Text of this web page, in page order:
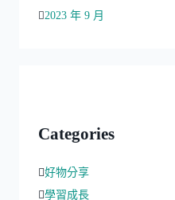
2023 年 9 月
Categories
好物分享
學習成長